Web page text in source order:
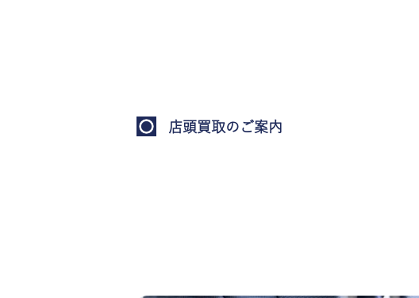
店頭買取のご案内